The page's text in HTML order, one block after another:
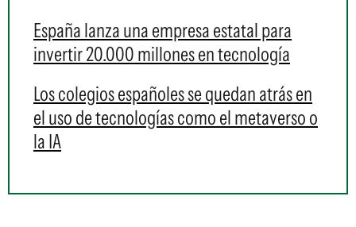
España lanza una empresa estatal para
invertir 20.000 millones en tecnología
Los colegios españoles se quedan atrás en
el uso de tecnologías como el metaverso o
la IA